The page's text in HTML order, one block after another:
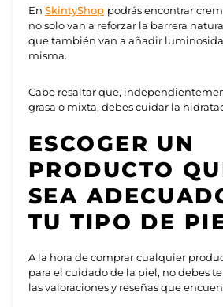
En SkintyShop podrás encontrar
no solo van a reforzar la barrera
que también van a añadir
misma.
Cabe resaltar que,
grasa o mixta, debes cuidar la
ESCOGER UN
PRODUCTO
SEA
TU TIPO DE
A la hora de comprar cualquier
para el cuidado de la piel, no debes
las valoraciones y reseñas que